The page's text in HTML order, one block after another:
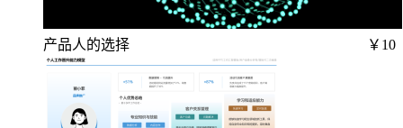
产品人的选择 ￥10